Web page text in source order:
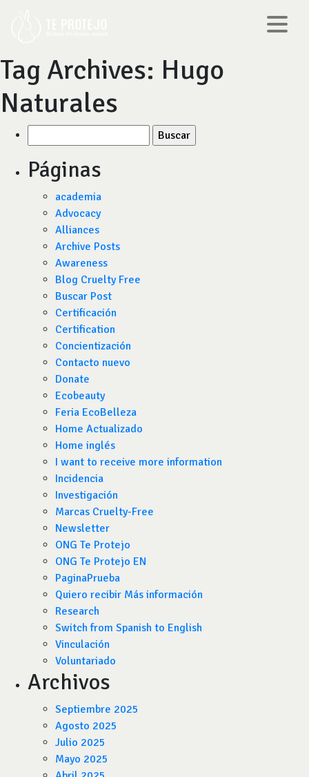
Tag Archives: Hugo
Naturales
por:
Páginas
academia
Advocacy
Alliances
Archive Posts
Awareness
Blog Cruelty Free
Buscar Post
Certificación
Certification
Concientización
Contacto nuevo
Donate
Ecobeauty
Feria EcoBelleza
Home Actualizado
Home inglés
I want to receive more information
Incidencia
Investigación
Marcas Cruelty-Free
Newsletter
ONG Te Protejo
ONG Te Protejo EN
PaginaPrueba
Quiero recibir Más información
Research
Switch from Spanish to English
Vinculación
Voluntariado
Archivos
Septiembre 2025
Agosto 2025
Julio 2025
Mayo 2025